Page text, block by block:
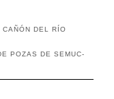
DEL RÍO
POZAS DE SEMUC-